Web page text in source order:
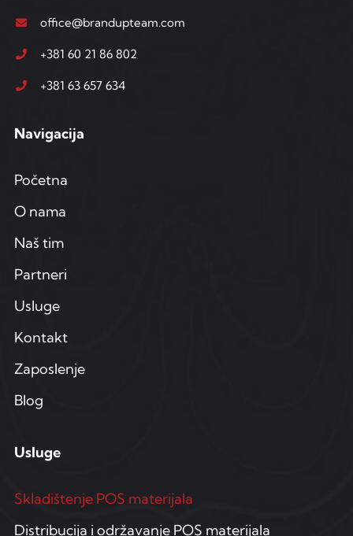
office@brandupteam.com
+381 60 21 86 802
+381 63 657 634
Navigacija
Početna
O nama
Naš tim
Partneri
Usluge
Kontakt
Zaposlenje
Blog
Usluge
Skladištenje POS materijala
Distribucija i održavanje POS materijala